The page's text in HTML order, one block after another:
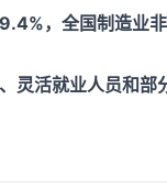
，全国制造业
灵活就业人员和部